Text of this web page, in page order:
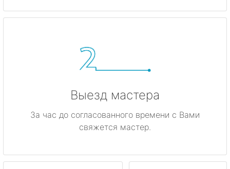
Выезд мастера
За час до согласованного времени с Вами
свяжется мастер.